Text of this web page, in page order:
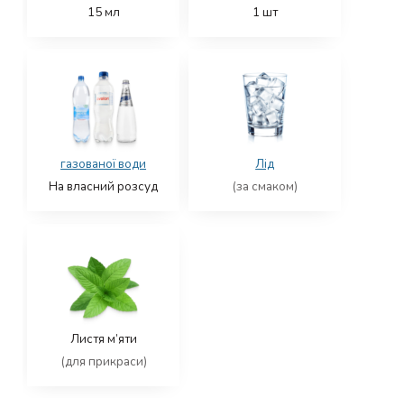
15мл
1 шт
газованої води
На власний розсуд
Лід
(за смаком)
Листя м’яти
(для прикраси)